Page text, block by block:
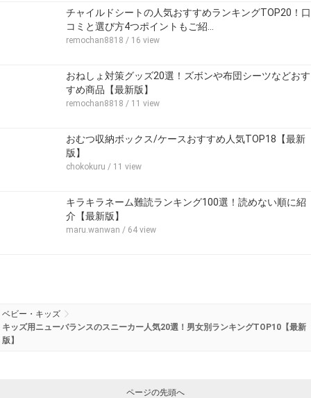
チャイルドシートの人気おすすめランキングTOP20！口
コミと選び方4つポイントもご紹…
remochan8818 / 16 view
おねしょ対策グッズ20選！ズボンや布団シーツなどおす
すめ商品【最新版】
remochan8818 / 11 view
おむつ収納ボックス/ケースおすすめ人気TOP18【最新
版】
chokokuru / 11 view
キラキラネーム難読ランキング100選！読めない順に紹
介【最新版】
maru.wanwan / 64 view
ベビー・キッズ
キッズ用ニューバランスのスニーカー人気20選！男女別ランキングTOP10【最新
版】
ページの先頭へ